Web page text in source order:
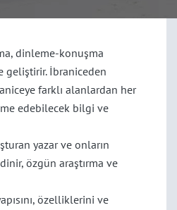
dinleme-konuşma
geliştirir. İbraniceden
farklı alanlardan her
edebilecek bilgi ve
yazar ve onların
özgün araştırma ve
özelliklerini ve